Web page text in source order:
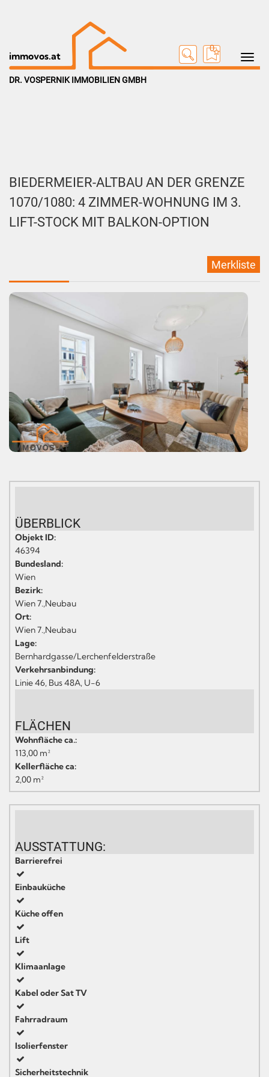
Toggle
immovos.at
0
DR. VOSPERNIK IMMOBILIEN GMBH
BIEDERMEIER-ALTBAU AN DER GRENZE
1070/1080: 4 ZIMMER-WOHNUNG IM 3.
LIFT-STOCK MIT BALKON-OPTION
Merkliste
ÜBERBLICK
Objekt ID:
46394
Bundesland:
Wien
Bezirk:
Wien 7.,Neubau
Ort:
Wien 7.,Neubau
Lage:
Bernhardgasse/Lerchenfelderstraße
Verkehrsanbindung:
Linie 46, Bus 48A, U-6
FLÄCHEN
Wohnfläche ca.:
113,00 m²
Kellerfläche ca:
2,00 m²
AUSSTATTUNG:
Barrierefrei
Einbauküche
Küche offen
Lift
Klimaanlage
Kabel oder Sat TV
Fahrradraum
Isolierfenster
Sicherheitstechnik